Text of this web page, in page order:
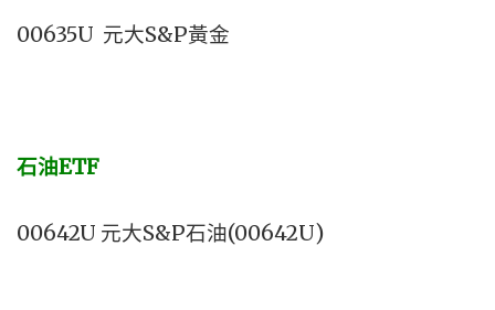
00635U 元大S&P黃金
石油ETF
00642U 元大S&P石油(00642U)